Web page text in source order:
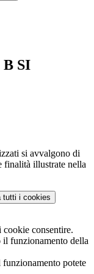
B SI
si avvalgono di
finalità illustrate nella
tutti i cookies
cookie consentire.
il funzionamento della
funzionamento potete